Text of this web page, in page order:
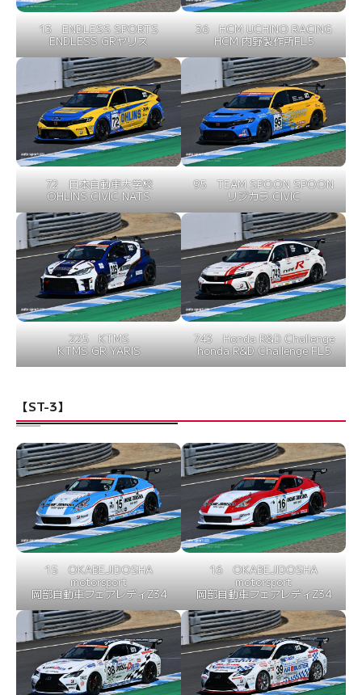
13 ENDLESS SPORTS
ENDLESS GRヤリス
36 HCM UCHINO RACING
HCM 内野製作所FL5
72 日本自動車大学校
OHLINS CIVIC NATS
95 TEAM SPOON SPOON
リジカラ CIVIC
225 KTMS
KTMS GR YARIS
743 Honda R&D Challenge
honda R&D Challenge FL5
【ST-3】
15 OKABEJIDOSHA
motorsport
岡部自動車フェアレディZ34
16 OKABEJIDOSHA
motorsport
岡部自動車フェアレディZ34